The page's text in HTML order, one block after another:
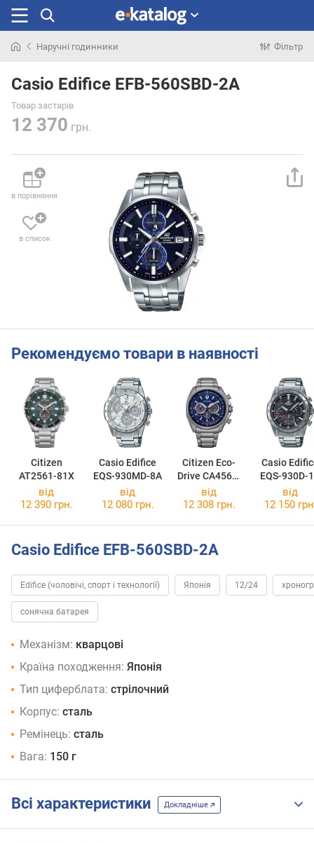
раніше
Наручні годинники Фільтр
Casio Edifice EFB-560SBD-2A
Товар застарів
12 370 грн.
в порівняння
в список
Рекомендуємо товари в наявності
Citizen
AT2561-81X
Casio Edifice
EQS-930MD-8A
Citizen Eco-
Drive CA4560-
81L
Casio
EQS-930D-
від
12 390 грн.
від
12 080 грн.
від
12 308 грн.
від
12 150
Casio Edifice EFB-560SBD-2A
Edifice (чоловічі, спорт і технології) Японія 12/24
сонячна батарея
Механізм: кварцові
Країна походження: Японія
Тип циферблата: стрілочний
Корпус: сталь
Ремінець: сталь
Вага: 150 г
Всі характеристики Докладніше